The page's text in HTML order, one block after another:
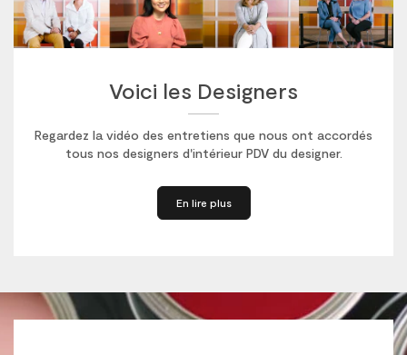
Voici les Designers
Regardez la vidéo des entretiens que nous ont accordés
tous nos designers d'intérieur PDV du designer.
En lire plus